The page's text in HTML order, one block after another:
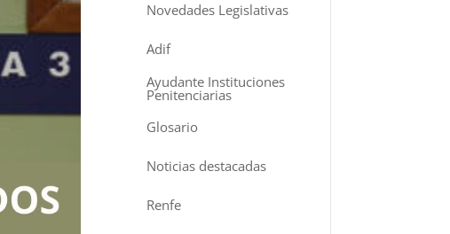
Novedades Legislativas
Adif
Ayudante Instituciones
Penitenciarias
Glosario
Noticias destacadas
Renfe